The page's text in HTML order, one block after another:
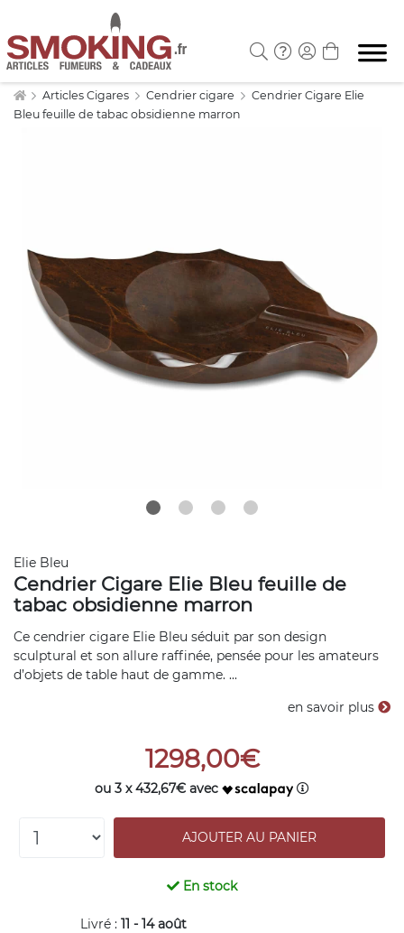
Articles Cigares Cendrier cigare
Cendrier Cigare Elie
Bleu feuille de tabac obsidienne marron
Elie Bleu
Cendrier Cigare Elie Bleu feuille de
tabac obsidienne marron
Ce cendrier cigare Elie Bleu séduit par son design
sculptural et son allure raffinée, pensée pour les amateurs
d’objets de table haut de gamme. ...
en savoir plus
1298,00€
ou 3 x 432,67€ avec
En stock
Livré : 11 - 14 août